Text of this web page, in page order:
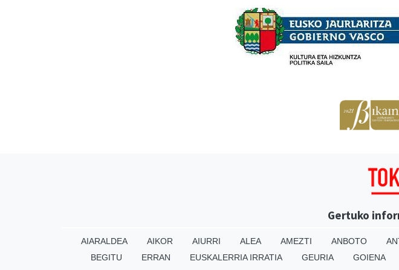
Gertuko
AIARALDEA AIKOR AIURRI ALEA AMEZTI ANBOTO
BEGITU
ERRAN EUSKALERRIA IRRATIA GEURIA GOIENA